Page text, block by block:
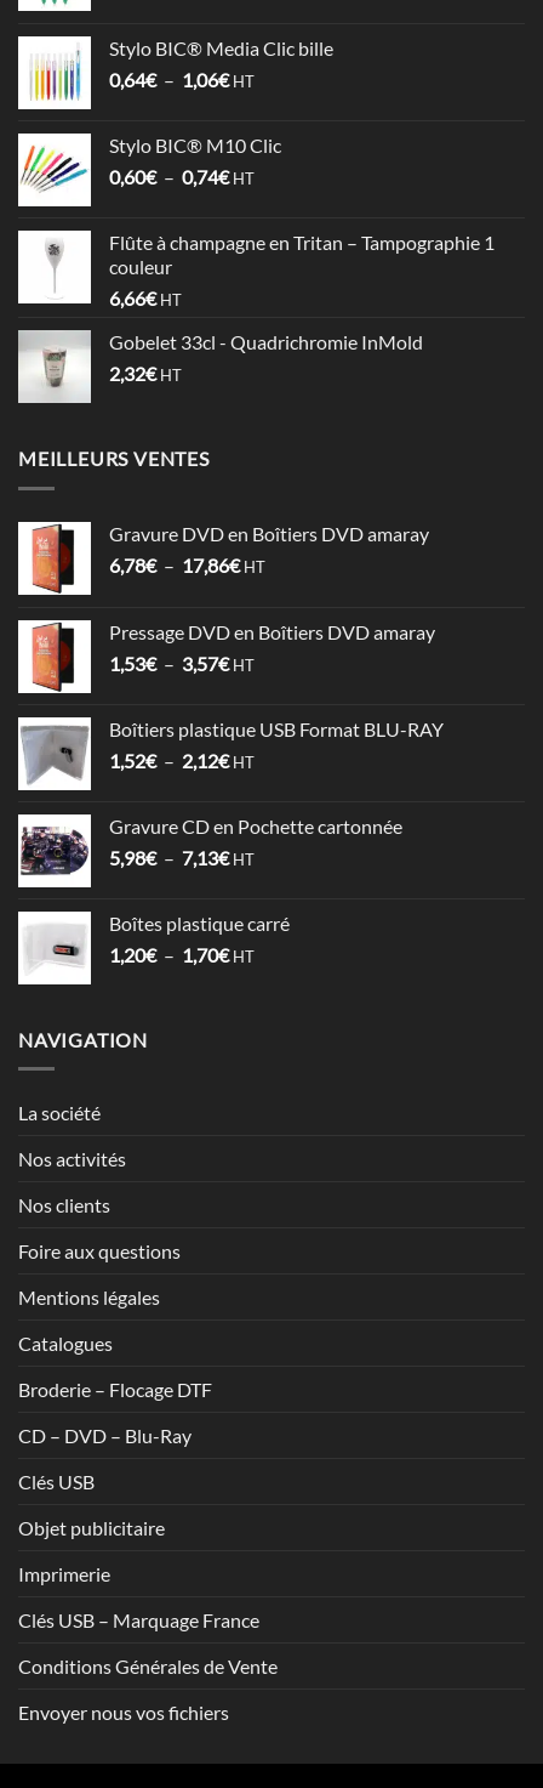
3,58€
à
Stylo BIC® Media Clic bille
0,64€ – 1,06€Plage
0,64€
à
HT
Stylo BIC® M10 Clic
0,60€ – 0,74€Plage
0,60€
HT
Flûte à champagne en Tritan – Tampographie 1
couleur
6,66€ HT
Gobelet 33cl - Quadrichromie InMold
2,32€ HT
MEILLEURS VENTES
Gravure DVD en Boîtiers DVD amaray
6,78€ – 17,86€Plage
6,78€
à
HT
Pressage DVD en Boîtiers DVD amaray
1,53€ – 3,57€Plage
1,53€
à
HT
Boîtiers plastique USB Format BLU-RAY
1,52€ – 2,12€Plage
1,52€
à
HT
Gravure CD en Pochette cartonnée
5,98€ – 7,13€Plage
5,98€
à
HT
Boîtes plastique carré
1,20€ – 1,70€Plage
HT
NAVIGATION
La société
Nos activités
Nos clients
Foire aux questions
Mentions légales
Catalogues
Broderie – Flocage DTF
CD – DVD – Blu-Ray
Clés USB
Objet publicitaire
Imprimerie
Clés USB – Marquage France
Conditions Générales de Vente
Envoyer nous vos fichiers